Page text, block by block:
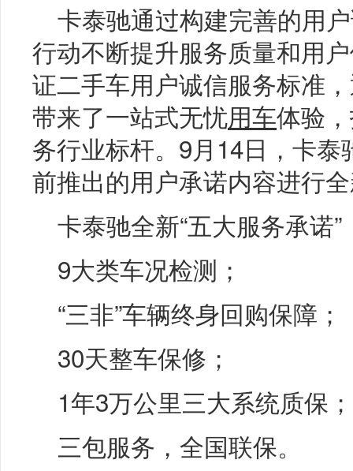
卡泰驰通过构建完善的用
行动不断提升服务质量和用
证二手车用户诚信服务标准
带来了一站式无忧用车体验
务行业标杆。9月14日，卡
前推出的用户承诺内容进行
卡泰驰全新“五大服务承诺”
9大类车况检测；
“三非”车辆终身回购保障；
30天整车保修；
1年3万公里三大系统质保；
三包服务，全国联保。